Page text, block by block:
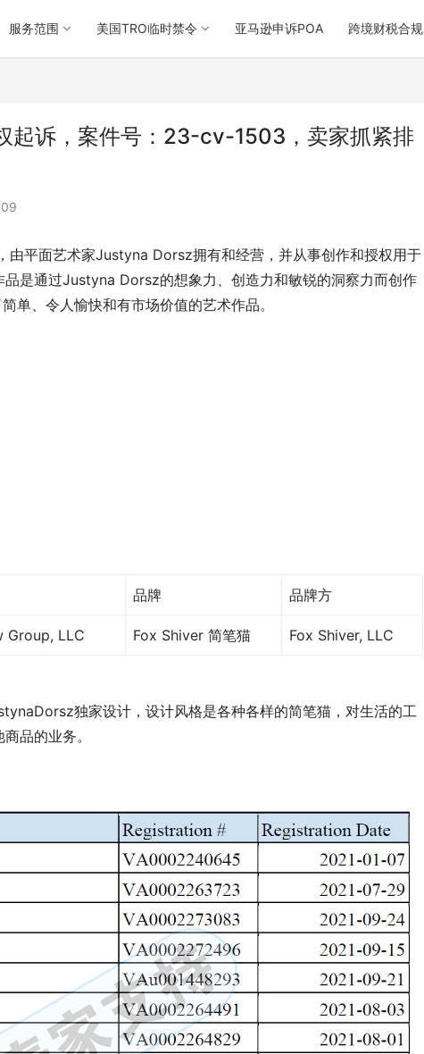
服务范围 美国TRO临时禁令 亚马逊申诉POA 跨境财税合规
起诉，案件号：23-cv-1503，卖家抓紧排
由平面艺术家Justyna Dorsz拥有和经营，并从事创作和授权用于
是通过Justyna Dorsz的想象力、创造力和敏锐的洞察力而创作
单、令人愉快和有市场价值的艺术作品。
品牌 品牌方
Group, LLC Fox Shiver 简笔猫 Fox Shiver, LLC
独家设计，设计风格是各种各样的简笔猫，对生活的工
品的业务。